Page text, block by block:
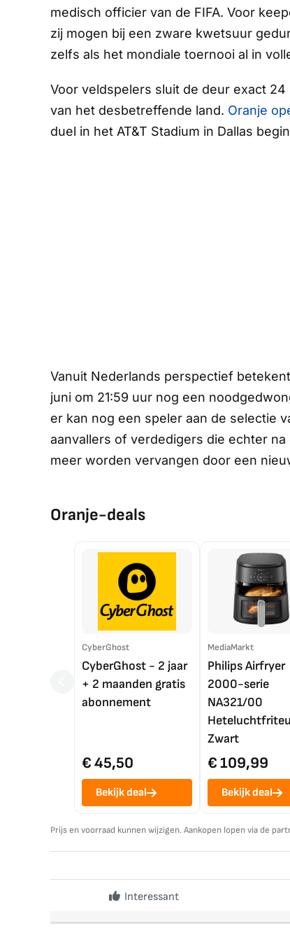
medisch officier van de FIFA. Voor
zij mogen bij een zware kwetsuur
zelfs als het mondiale toernooi al in
Voor veldspelers sluit de deur exact
van het desbetreffende land. Oranje
duel in het AT&T Stadium in Dallas
Vanuit Nederlands perspectief
juni om 21:59 uur nog een
er kan nog een speler aan de selectie
aanvallers of verdedigers die echter
meer worden vervangen door een
Oranje-deals
CyberGhost
CyberGhost - 2 jaar
+ 2 maanden gratis
abonnement
€ 45,50
Bekijk deal
MediaMarkt
Philips Airfryer
2000-serie
NA321/00
Zwart
€ 109,99
Bekijk deal
Prijs en voorraad kunnen wijzigen. Aankopen lopen via de
Interessant